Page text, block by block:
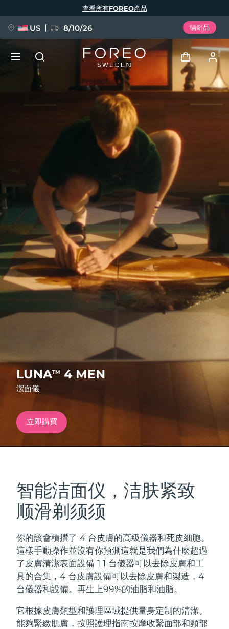
LUNATM 4 MEN
潔面儀
立即購買
智能洁面仪，洁肤紧致
顺滑剃须须
你的該會積攢了 4 台皮膚的高級儀器和死皮細胞。
這樣手動操作並沒有你預測這就是我們為什麼超過
了皮膚清潔表面設備 1 1 台儀器可以去除皮膚和工
具的合集，4 台皮膚設備可以去除皮膚和製造，4
台儀器和設備。再生上99%的油脂和油脂。
它根據皮膚類型和護理區域提供量身定制的清潔。
能夠緊緻肌膚，按照護理指南按摩收緊面部和頸部
查看所有FOREO產品
US 8/10/26 暢銷品
登入
我的設備
我的地址
我的訂閱
FAQ™ Pure Beauty-Tech Elixir
issa™ Teeth Whitening Set
FAQ™ Dual LED Panel
熱門產品
特別優惠
紅光療法
面部清潔
LUNA™ 4 套裝
Anti-aging massage
LUNA™ 4 Plus
BEAR™ 2 套裝
Microcurrent toning
BEAR™ 2 go
Microcurrent toning on-the-go
補水保濕
Deep facial hydration
口腔護理
Hybrid silicone sonic toothbrush
FAQ™ 抗老護理
Deutsch
Español
Français
Italiano
Português
Polski
Svenska
Русский
简体中文 繁體中文
發貨國家
美國 預計送達日期 8/10/26
英國 預計送達日期 8/9/26
西班牙 預計送達日期8/9/26
法國 預計送達日期8/9/26
德國
巴林 預計送達日期8/10/26
比利時
百慕達 預計送達日期8/15/26
波士尼亞與赫塞哥維納 預計送達日期8/12/26
汶萊 預計送達日期
保加利亞 預計送達日期8/9/26